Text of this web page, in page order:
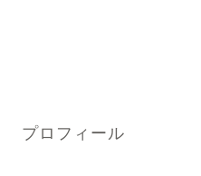
プロフィール